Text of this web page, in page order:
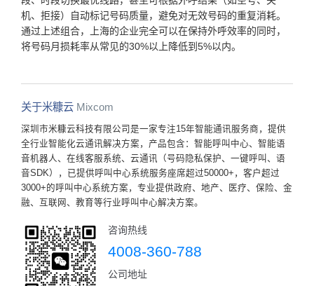
机、拒接）自动标记号码质量，避免对无效号码的重复消耗。
通过上述组合，上海的企业完全可以在保持外呼效率的同时，
将号码月损耗率从常见的30%以上降低到5%以内。
关于米糠云 Mixcom
深圳市米糠云科技有限公司是一家专注15年智能通讯服务商，提供
全行业智能化云通讯解决方案，产品包含：智能呼叫中心、智能语
音机器人、在线客服系统、云通讯（号码隐私保护、一键呼叫、语
音SDK），已提供呼叫中心系统服务座席超过50000+，客户超过
3000+的呼叫中心系统方案，专业提供政府、地产、医疗、保险、金
融、互联网、教育等行业呼叫中心解决方案。
咨询热线
4008-360-788
公司地址